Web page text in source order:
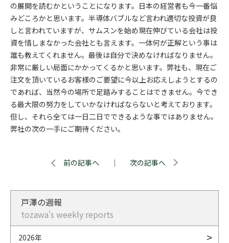
の展開を読むかということになります。日本の経営者も今一番悩
みどころかと思います。半導体バブルなど言われ適切な投資が良
しと言われていますが、サムスンを始め現在伸びている会社は投
資を惜しまなかった会社とも言えます。一体何が正解という事は
誰も教えてくれません。最後は自分で決めなければなりません。
非常に厳しい局面にかかってくるかと思います。弊社も、現在ご
注文を頂いているお客様のご要望に今以上お応えしようとするの
であれば、当然今の場所で足踏みすることはできません。今でき
る最大限の努力をしていかなければならないと考えております。
但し、それら全ては一日二日でできるような事ではありません。
弊社の次の一手にご期待ください。
前の記事へ ｜ 次の記事へ
戸澤の週報
tozawa's weekly reports
2026年